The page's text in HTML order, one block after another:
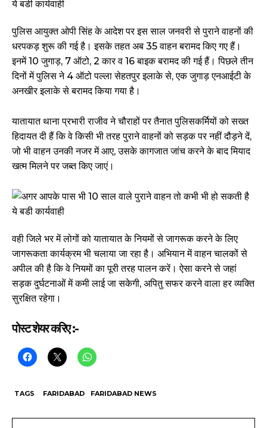
पुलिस आयुक्त ओपी सिंह के आदेश पर इस साल जनवरी से पुराने वाहनों की
धरपकड़ शुरू की गई है। इसके तहत अब 35 वाहन बरामद किए गए हैं।
इनमें 10 जुगाड़, 7 ऑटो, 2 कार व 16 बाइक बरामद की गई हैं। पिछले तीन
दिनों में पुलिस ने 4 ऑटो पल्ला सेहतपुर इलाके से, एक जुगाड़ एनआईटी के
अनखीर इलाके से बरामद किया गया है।
यातायात थाना प्रभारी राजीव ने चौराहों पर तैनात पुलिसकर्मियों को सख्त
हिदायत दी हैं कि वे किसी भी तरह पुराने वाहनों को सड़क पर नहीं दौड़ने दें,
जो भी वाहन उनकी नजर में आए, उसके कागजात जांच करने के बाद मियाद
खत्म मिलने पर जब्त किए जाएं।
वही जिले भर में लोगों को यातायात के नियमों से जागरूक करने के लिए
जागरूकता कार्यक्रम भी चलाया जा रहा है। अभियान में वाहन चालकों से
अपील की है कि वे नियमों का पूरी तरह पालन करें। ऐसा करने से जहां
सड़क दुर्घटनाओं में कमी लाई जा सकेगी, अपितु सफर करने वाला हर व्यक्ति
सुरक्षित रहेगा।
पोस्ट शेयर करिए :-
TAGS FARIDABAD FARIDABAD NEWS